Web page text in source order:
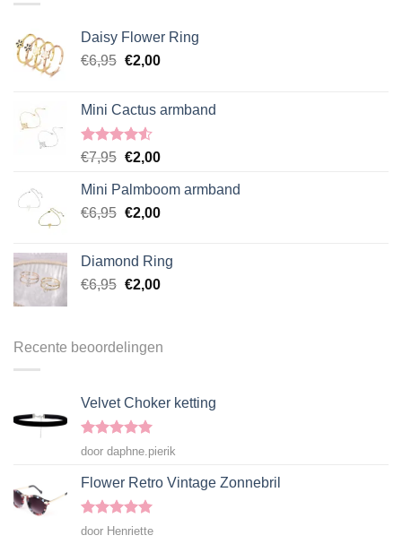
Daisy Flower Ring
€6,95 €2,00
Mini Cactus armband
Gewaardeerd
€7,95 €2,00
Mini Palmboom armband
€6,95 €2,00
Diamond Ring
€6,95 €2,00
Recente beoordelingen
Velvet Choker ketting
Gewaardeerd
uit 5
door daphne.pierik
Flower Retro Vintage Zonnebril
Gewaardeerd
door Henriette